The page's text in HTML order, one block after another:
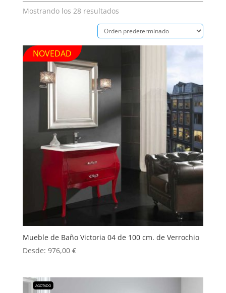
Mostrando los 28 resultados
NOVEDAD
Mueble de Baño Victoria 04 de 100 cm. de Verrochio
Desde: 976,00 €
AGOTADO